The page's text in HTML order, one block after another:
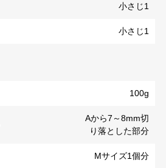
小さじ1
小さじ1
100g
Aから7～8mm切
り落とした部分
Mサイズ1個分